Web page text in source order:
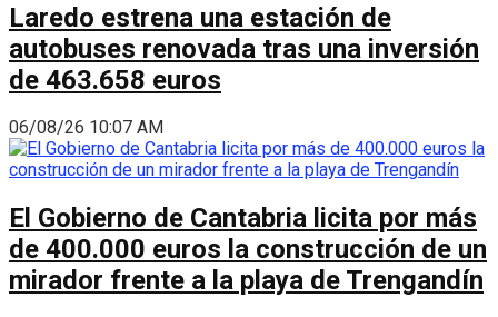
Laredo estrena una estación de
autobuses renovada tras una inversión
de 463.658 euros
06/08/26 10:07 AM
El Gobierno de Cantabria licita por más
de 400.000 euros la construcción de un
mirador frente a la playa de Trengandín